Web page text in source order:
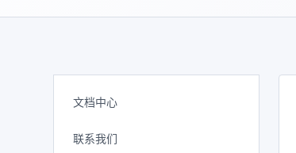
文档中心
联系我们